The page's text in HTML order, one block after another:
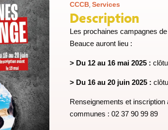
CCCB, Services
Description
Les prochaines campagnes
Beauce auront lieu :
> Du 12 au 16 mai 2025 :
> Du 16 au 20 juin 2025 :
Renseignements et
communes : 02 37 90 99 89